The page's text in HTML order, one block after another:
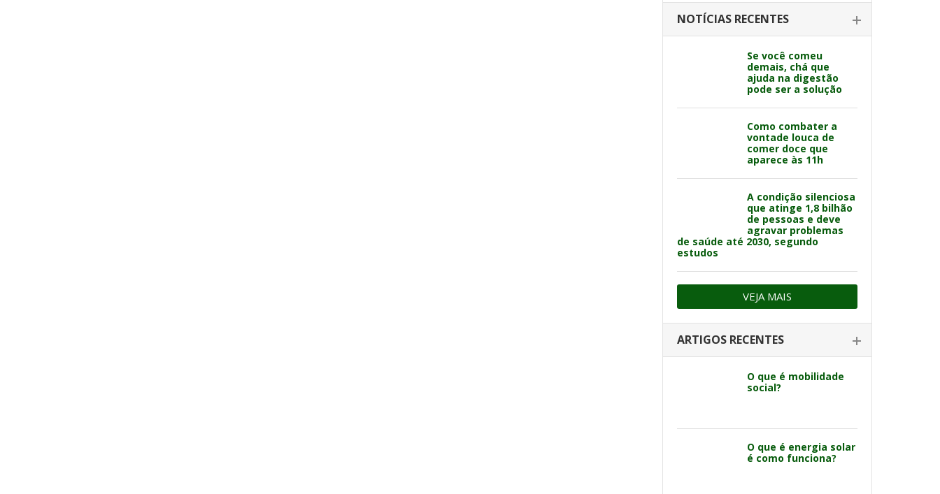
NOTÍCIAS RECENTES
Se você comeu
demais, chá que
ajuda na digestão
pode ser a solução
Como combater a
vontade louca de
comer doce que
aparece às 11h
A condição silenciosa
que atinge 1,8 bilhão
de pessoas e deve
agravar problemas
de saúde até 2030, segundo
estudos
VEJA MAIS
ARTIGOS RECENTES
O que é mobilidade
social?
O que é energia solar
é como funciona?